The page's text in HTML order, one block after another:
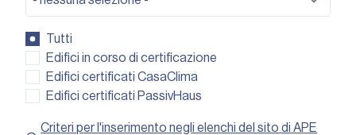
Tutti
Edifici in corso di certificazione
Edifici certificati CasaClima
Edifici certificati PassivHaus
Criteri per l'inserimento negli elenchi del sito di APE